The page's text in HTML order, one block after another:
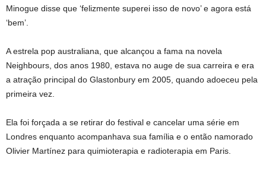
Minogue disse que ‘felizmente superei isso de novo’ e agora está
‘bem’.
A estrela pop australiana, que alcançou a fama na novela
Neighbours, dos anos 1980, estava no auge de sua carreira e era
a atração principal do Glastonbury em 2005, quando adoeceu pela
primeira vez.
Ela foi forçada a se retirar do festival e cancelar uma série em
Londres enquanto acompanhava sua família e o então namorado
Olivier Martínez para quimioterapia e radioterapia em Paris.